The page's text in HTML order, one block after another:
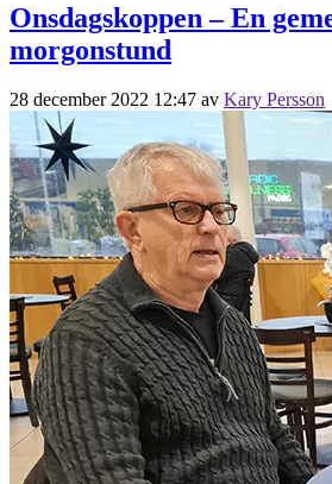
Onsdagskoppen – En
morgonstund
28 december 2022 12:47 av Kary Persson